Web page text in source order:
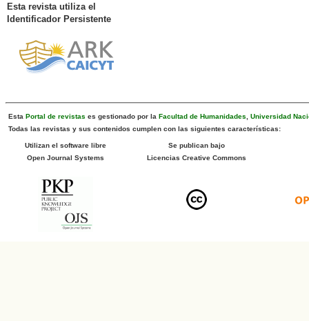
Esta revista utiliza el
Identificador Persistente
Esta Portal de revistas es gestionado por la Facultad de Humanidades
Universidad
Todas las revistas y sus contenidos cumplen con las siguientes características:
Utilizan el software libre
Open Journal Systems
Se publican bajo
Licencias Creative Commons